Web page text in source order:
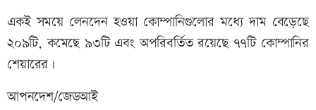
একই সময়ে লেনদেন হওয়া কোম্পানিগুলোর মধ্যে দাম বেড়েছে
২০৯টি, কমেছে ৯৩টি এবং অপরিবর্তিত রয়েছে ৭৭টি কোম্পানির
শেয়ারের।
আপনদেশ/জেডআই